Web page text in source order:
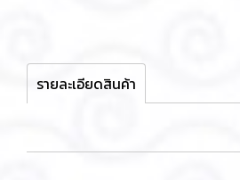
รายละเอียดสินค้า